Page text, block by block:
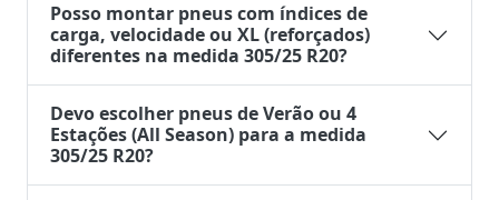
Posso montar pneus com índices de
carga, velocidade ou XL (reforçados)
diferentes na medida 305/25 R20?
Devo escolher pneus de Verão ou 4
Estações (All Season) para a medida
305/25 R20?